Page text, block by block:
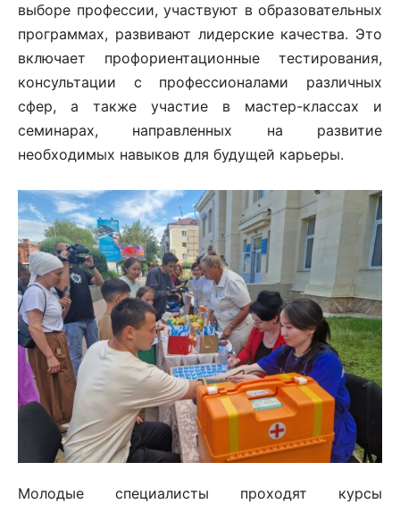
выборе профессии, участвуют в образовательных
программах, развивают лидерские качества. Это
включает профориентационные тестирования,
консультации с профессионалами различных
сфер, а также участие в мастер-классах и
семинарах, направленных на развитие
необходимых навыков для будущей карьеры.
Молодые специалисты проходят курсы